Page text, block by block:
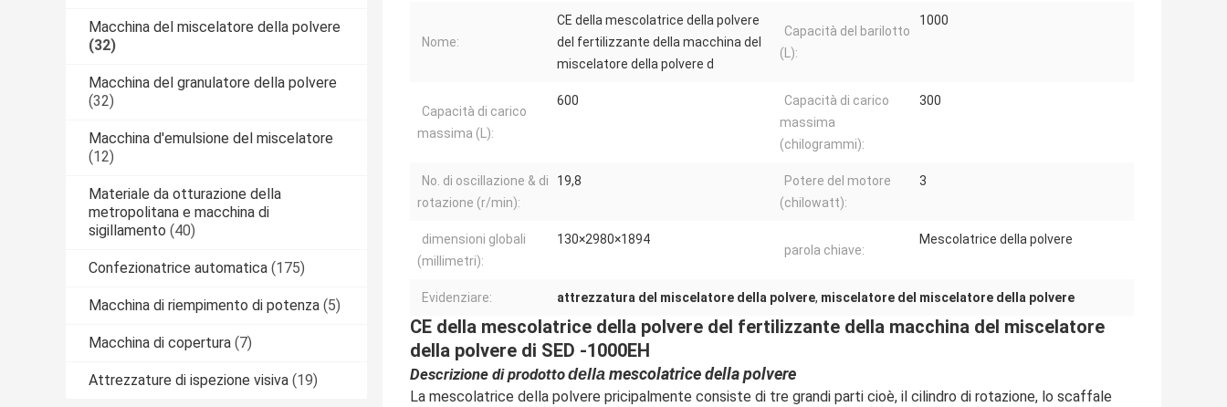
Macchina del miscelatore della polvere
(32)
Macchina del granulatore della polvere
(32)
Macchina d'emulsione del miscelatore
(12)
Materiale da otturazione della
metropolitana e macchina di
sigillamento (40)
Confezionatrice automatica (175)
Macchina di riempimento di potenza (5)
Macchina di copertura (7)
Attrezzature di ispezione visiva (19)
Nome:
CE della mescolatrice della polvere
del fertilizzante della macchina del
miscelatore della polvere d
Capacità del barilotto
(L):
1000
Capacità di carico
massima (L):
600
Capacità di carico
massima
(chilogrammi):
300
No. di oscillazione & di
rotazione (r/min):
19,8
Potere del motore
(chilowatt):
3
dimensioni globali
(millimetri):
130×2980×1894
parola chiave:
Mescolatrice della polvere
Evidenziare: attrezzatura del miscelatore della polvere, miscelatore del miscelatore della polvere
CE della mescolatrice della polvere del fertilizzante della macchina del miscelatore
della polvere di SED -1000EH
Descrizione di prodottodella mescolatrice della polvere
La mescolatrice della polvere pricipalmente consiste di tre grandi parti cioè, il cilindro di rotazione, lo scaffale